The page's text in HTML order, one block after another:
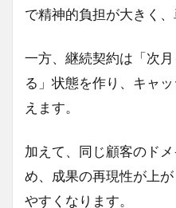
で精神的負担が大きく、
一方、継続契約は「次
る」状態を作り、キャ
えます。
加えて、同じ顧客のド
め、成果の再現性が上
やすくなります。